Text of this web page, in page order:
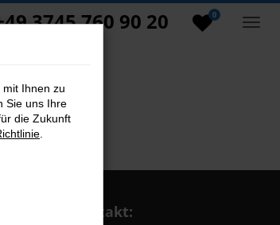
0
3745 760 90 20
Kontakt:
Ihnen zu
Sie uns Ihre
die Zukunft